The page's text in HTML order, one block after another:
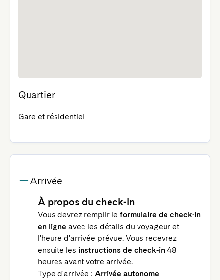
Quartier
Gare et résidentiel
Arrivée
À propos du check-in
Vous devrez remplir le formulaire de check-in
en ligne avec les détails du voyageur et
l'heure d'arrivée prévue. Vous recevrez
ensuite les instructions de check-in 48
heures avant votre arrivée.
Type d'arrivée : Arrivée autonome